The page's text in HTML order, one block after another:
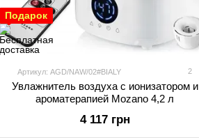
Подарок
Артикул: AGD/NAW/02#BIALY 2
Увлажнитель воздуха с ионизатором и
ароматерапией Mozano 4,2 л
4 117 грн